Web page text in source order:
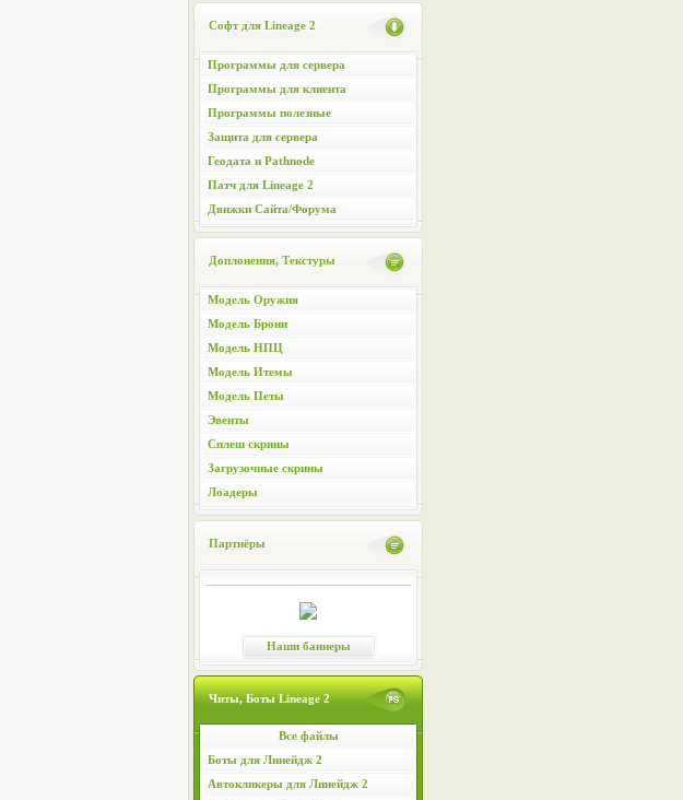
Софт для Lineage 2
Программы для сервера
Программы для клиента
Программы полезные
Защита для сервера
Геодата и Pathnode
Патч для Lineage 2
Движки Сайта/Форума
Доплонения, Текстуры
Модель Оружия
Модель Брони
Модель НПЦ
Модель Итемы
Модель Петы
Эвенты
Сплеш скрины
Загрузочные скрины
Лоадеры
Партнёры
Наши баннеры
Читы, Боты Lineage 2
Все файлы
Боты для Линейдж 2
Автокликеры для Линейдж 2